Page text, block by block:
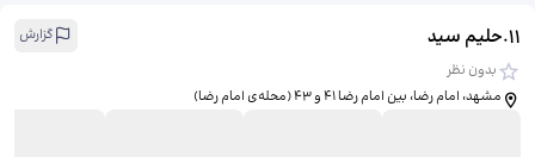
11
.حلیم سید
گزارش
بدون نظر
مشهد، امام رضا، بین امام رضا 41 و 43 (محله‌ی امام رضا)